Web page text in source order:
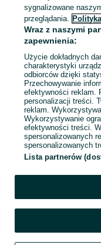
Zaloguj się / Załóż
sygnalizowane
przeglądania.
Wraz z naszymi
zapewnienia:
Użycie dokładnych
charakterystyki
odbiorców dzięki
Przechowywanie
efektywności reklam.
personalizacji treści.
reklam.
Wykorzystywanie
efektywności treści.
spersonalizowanych
spersonalizowanych
Lista partnerów